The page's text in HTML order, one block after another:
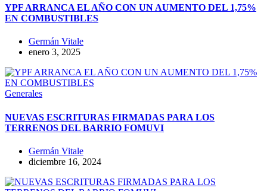
YPF ARRANCA EL AÑO CON UN AUMENTO DEL 1,75%
EN COMBUSTIBLES
Germán Vitale
enero 3, 2025
Generales
NUEVAS ESCRITURAS FIRMADAS PARA LOS
TERRENOS DEL BARRIO FOMUVI
Germán Vitale
diciembre 16, 2024